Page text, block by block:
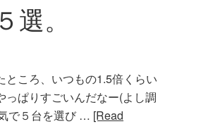
。
ころ、いつもの1.5倍くらい
ぱりすごいんだなー(よし調
で５台を選び … [Read